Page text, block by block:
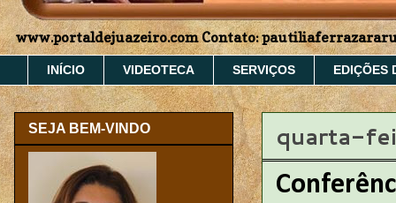
www.portaldejuazeiro.com Contato:
INÍCIO VIDEOTECA SERVIÇOS EDIÇÕES
quarta-
SEJA BEM-VINDO